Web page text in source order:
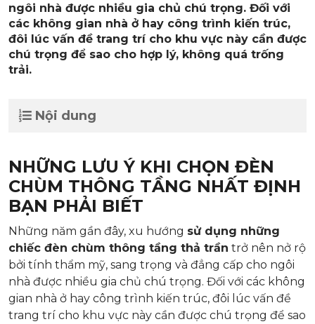
ngôi nhà được nhiều gia chủ chú trọng. Đối với
các không gian nhà ở hay công trình kiến trúc,
đôi lúc vấn đề trang trí cho khu vực này cần được
chú trọng để sao cho hợp lý, không quá trống
trải.
Nội dung
NHỮNG LƯU Ý KHI CHỌN ĐÈN
CHÙM THÔNG TẦNG NHẤT ĐỊNH
BẠN PHẢI BIẾT
Những năm gần đây, xu hướng sử dụng những
chiếc đèn chùm thông tầng thả trần trở nên nở rộ
bởi tính thẩm mỹ, sang trọng và đẳng cấp cho ngôi
nhà được nhiều gia chủ chú trọng. Đối với các không
gian nhà ở hay công trình kiến trúc, đôi lúc vấn đề
trang trí cho khu vực này cần được chú trọng để sao